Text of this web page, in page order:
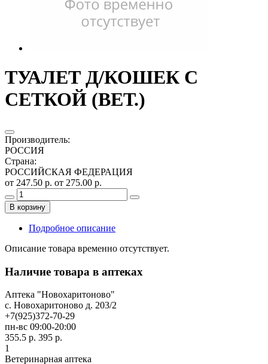
ТУАЛЕТ Д/КОШЕК С
СЕТКОЙ (ВЕТ.)
Производитель:
РОССИЯ
Страна:
РОССИЙСКАЯ ФЕДЕРАЦИЯ
от 247.50 р. от 275.00 р.
В корзину
Подробное описание
Описание товара временно отсутствует.
Наличие товара в аптеках
Аптека "Новохаритоново"
c. Новохаритоново д. 203/2
+7(925)372-70-29
пн-вс 09:00-20:00
355.5 р. 395 р.
1
Ветеринарная аптека